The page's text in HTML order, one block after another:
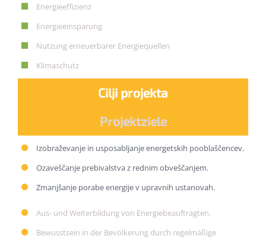
Energieeffizienz
Energieeinsparung
Nutzung erneuerbarer Energiequellen
Klimaschutz
Cilji projekta
Projektziele
Izobraževanje in usposabljanje energetskih pooblaščencev.
Ozaveščanje prebivalstva z rednim obveščanjem.
Zmanjšanje porabe energije v upravnih ustanovah.
Aus- und Weiterbildung von Energiebeauftragten.
Bewusstsein in der Bevölkerung durch regelmäßige